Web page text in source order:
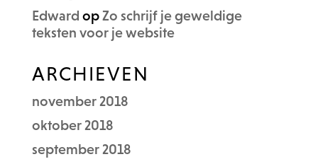
Edward opZo schrijf je geweldige
teksten voor je website
ARCHIEVEN
november 2018
oktober 2018
september 2018